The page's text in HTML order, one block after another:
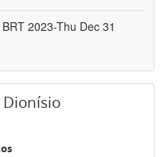
2023-Thu Dec 31